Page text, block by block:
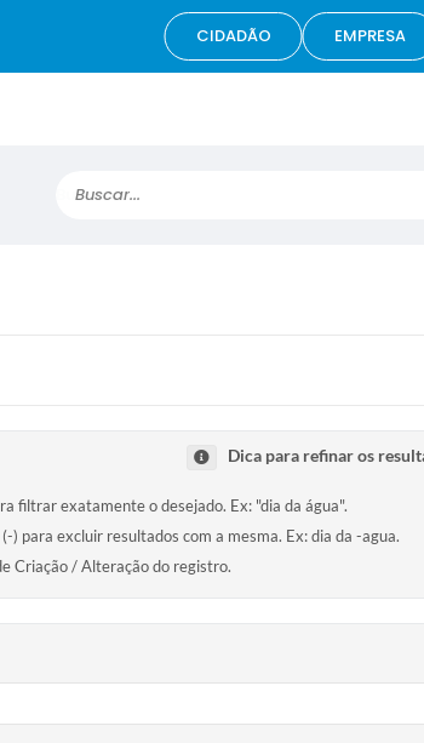
Buscar...
CIDADÃO EMPRESA
Dica para refinar os
filtrar exatamente o desejado. Ex: "dia da água".
) para excluir resultados com a mesma. Ex: dia da -agua.
Criação / Alteração do registro.